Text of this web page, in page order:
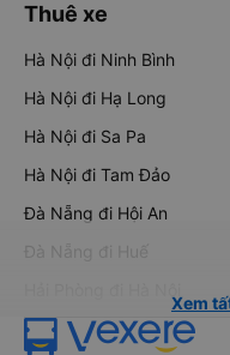
Thuê xe
Hà Nội đi Ninh Bình
Hà Nội đi Hạ Long
Hà Nội đi Sa Pa
Hà Nội đi Tam Đảo
Đà Nẵng đi Hội An
Đà Nẵng đi Huế
Xem